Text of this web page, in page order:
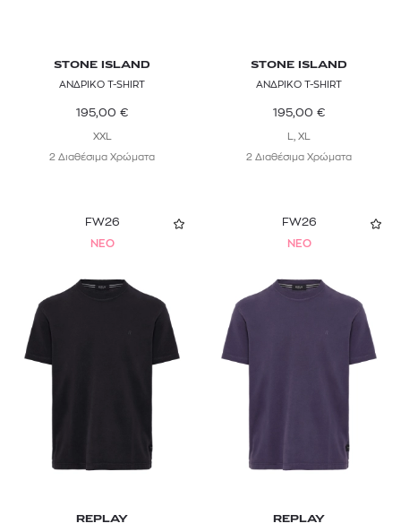
STONE ISLAND
ΑΝΔΡΙΚΟ T-SHIRT
195,00 €
XXL
2 Διαθέσιμα Χρώματα
STONE ISLAND
ΑΝΔΡΙΚΟ T-SHIRT
195,00 €
L, XL
2 Διαθέσιμα Χρώματα
FW26
NEO
REPLAY
FW26
NEO
REPLAY